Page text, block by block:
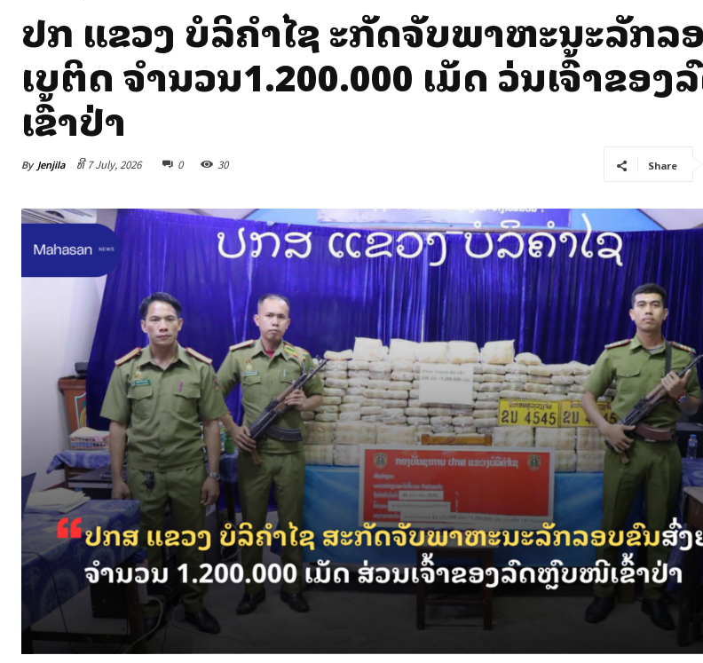
ປກສ ແຂວງ ບໍລິຄຳໄຊ ສະກັດຈັບພາຫະນະລັກລ
ເສບຕິດ ຈຳນວນ1.200.000 ເມັດ ສ່ວນເຈົ້າຂ
ເຂົ້າປ່າ
By Jenjila ທີ 7 July, 2026 0 30 Share